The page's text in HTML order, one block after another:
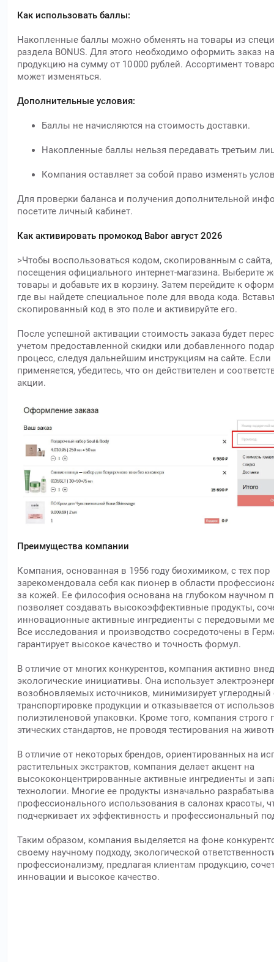
Как использовать баллы:
Накопленные баллы можно обменять на товары из
раздела BONUS. Для этого необходимо оформить заказ
продукцию на сумму от 10 000 рублей. Ассортимент
может изменяться.
Дополнительные условия:
Баллы не начисляются на стоимость доставки.
Накопленные баллы нельзя передавать третьим
Компания оставляет за собой право изменять
Для проверки баланса и получения дополнительной
посетите личный кабинет.
Как активировать промокод Babor август 2026
>Чтобы воспользоваться кодом, скопированным с сайта,
посещения официального интернет-магазина. Выберите
товары и добавьте их в корзину. Затем перейдите к
где вы найдете специальное поле для ввода кода.
скопированный код в это поле и активируйте его.
После успешной активации стоимость заказа будет
учетом предоставленной скидки или добавленного
процесс, следуя дальнейшим инструкциям на сайте. Если
применяется, убедитесь, что он действителен и
акции.
Преимущества компании
Компания, основанная в 1956 году биохимиком, с тех пор
зарекомендовала себя как пионер в области
за кожей. Ее философия основана на глубоком научном
позволяет создавать высокоэффективные продукты,
инновационные активные ингредиенты с передовыми
Все исследования и производство сосредоточены в
гарантирует высокое качество и точность формул.
В отличие от многих конкурентов, компания активно
экологические инициативы. Она использует
возобновляемых источников, минимизирует углеродный
транспортировке продукции и отказывается от
полиэтиленовой упаковки. Кроме того, компания строго
этических стандартов, не проводя тестирования на
В отличие от некоторых брендов, ориентированных на
растительных экстрактов, компания делает акцент на
высококонцентрированные активные ингредиенты и
технологии. Многие ее продукты изначально
профессионального использования в салонах красоты,
подчеркивает их эффективность и профессиональный
Таким образом, компания выделяется на фоне
своему научному подходу, экологической
профессионализму, предлагая клиентам продукцию,
инновации и высокое качество.